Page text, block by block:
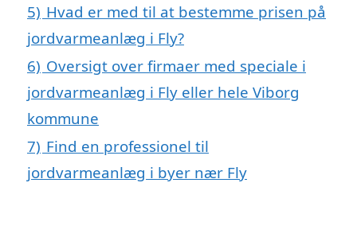
5) Hvad er med til at bestemme prisen på
jordvarmeanlæg i Fly?
6) Oversigt over firmaer med speciale i
jordvarmeanlæg i Fly eller hele Viborg
kommune
7) Find en professionel til
jordvarmeanlæg i byer nær Fly